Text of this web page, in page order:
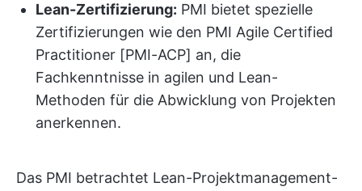
Lean-Zertifizierung: PMI bietet spezielle
Zertifizierungen wie den PMI Agile Certified
Practitioner [PMI-ACP] an, die
Fachkenntnisse in agilen und Lean-
Methoden für die Abwicklung von Projekten
anerkennen.
Das PMI betrachtet Lean-Projektmanagement-